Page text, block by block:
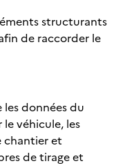
structurants
de raccorder le
les données du
véhicule, les
chantier et
de tirage et